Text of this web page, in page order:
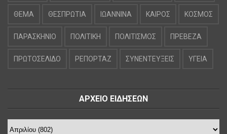
ΘΕΜΑ ΘΕΣΠΡΩΤΙΑ ΙΩΑΝΝΙΝΑ ΚΑΙΡΟΣ ΚΟΣΜΟΣ
ΠΑΡΑΣΚΗΝΙΟ ΠΟΛΙΤΙΚΗ ΠΟΛΙΤΙΣΜΟΣ ΠΡΕΒΕΖΑ
ΠΡΩΤΟΣΕΛΙΔΟ ΡΕΠΟΡΤΑΖ ΣΥΝΕΝΤΕΥΞΕΙΣ ΥΓΕΙΑ
ΑΡΧΕΙΟ ΕΙΔΗΣΕΩΝ